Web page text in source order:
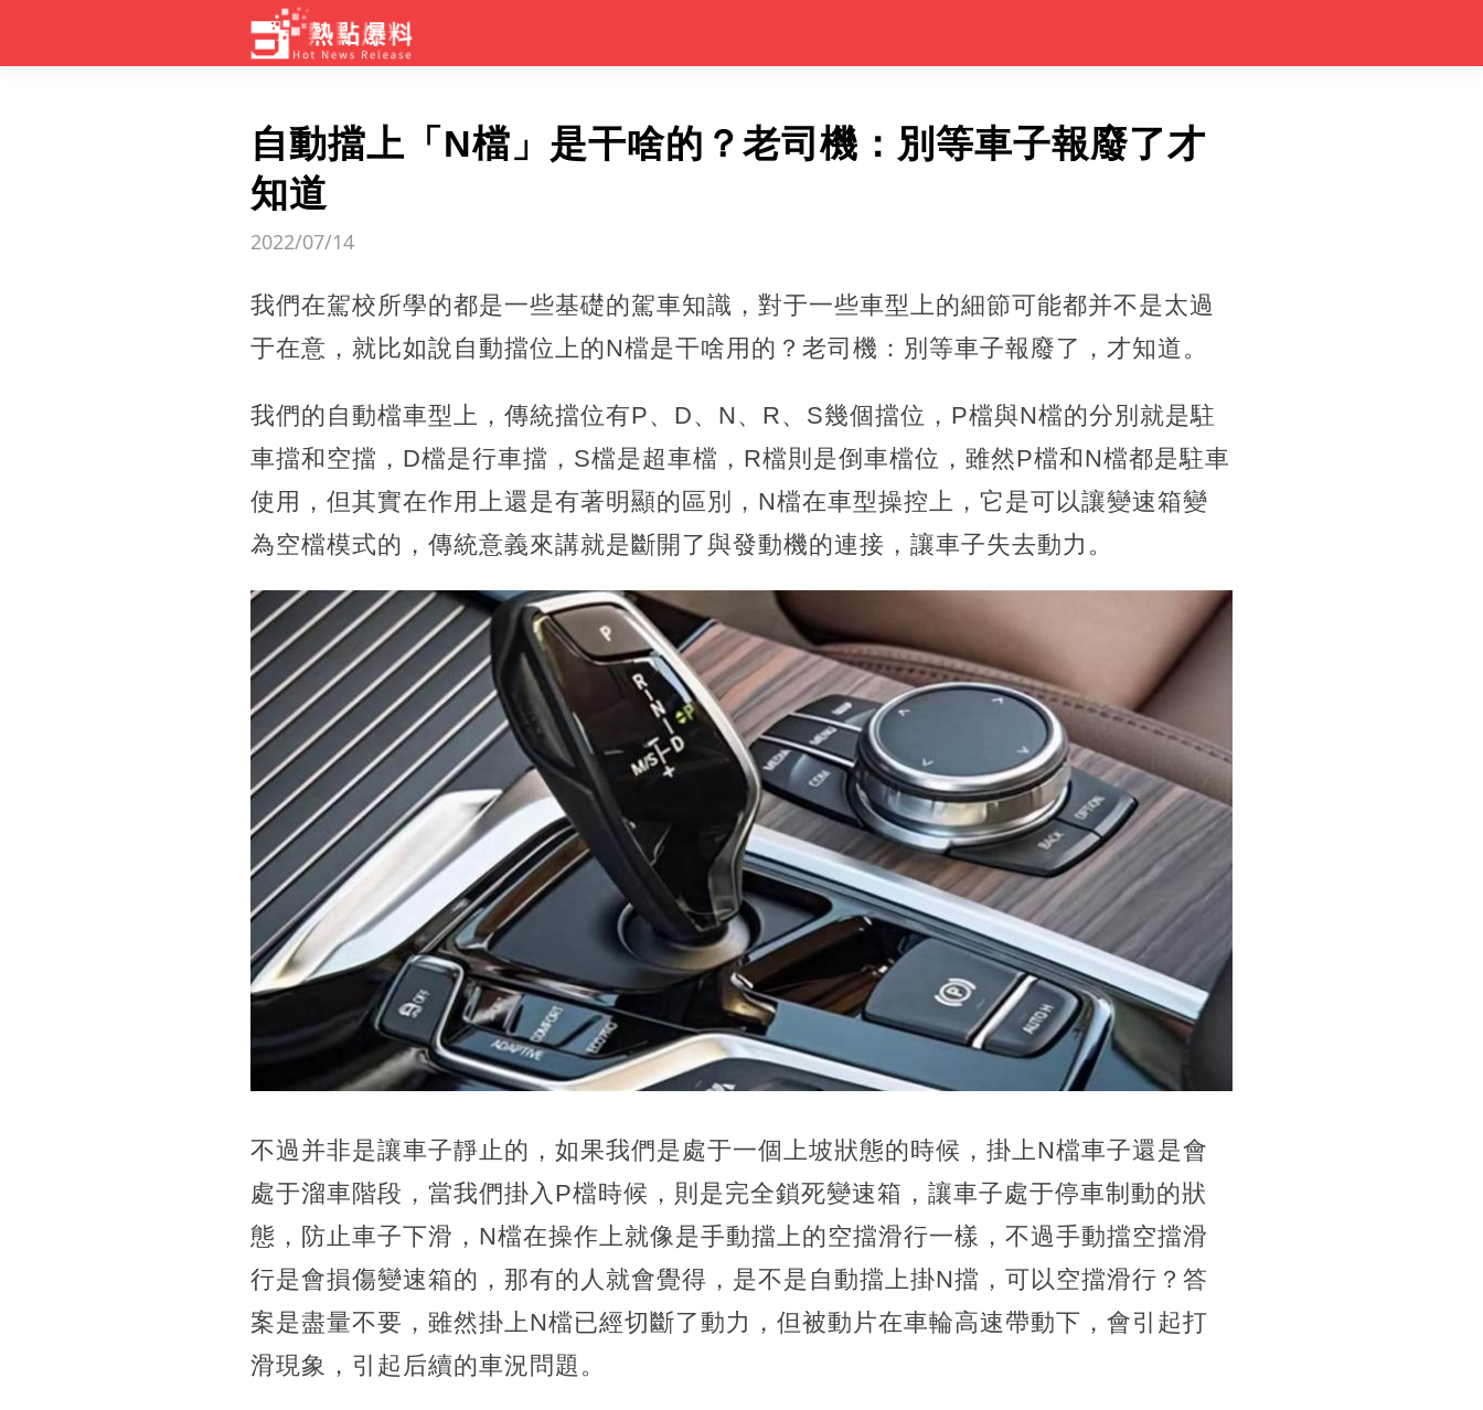
自動擋上「N檔」是干啥的？老司機：別等車子報廢了才
知道
2022/07/14
我們在駕校所學的都是一些基礎的駕車知識，對于一些車型上的細節可能都并不是太過
于在意，就比如說自動擋位上的N檔是干啥用的？老司機：別等車子報廢了，才知道。
我們的自動檔車型上，傳統擋位有P、D、N、R、S幾個擋位，P檔與N檔的分別就是駐
車擋和空擋，D檔是行車擋，S檔是超車檔，R檔則是倒車檔位，雖然P檔和N檔都是駐車
使用，但其實在作用上還是有著明顯的區別，N檔在車型操控上，它是可以讓變速箱變
為空檔模式的，傳統意義來講就是斷開了與發動機的連接，讓車子失去動力。
不過并非是讓車子靜止的，如果我們是處于一個上坡狀態的時候，掛上N檔車子還是會
處于溜車階段，當我們掛入P檔時候，則是完全鎖死變速箱，讓車子處于停車制動的狀
態，防止車子下滑，N檔在操作上就像是手動擋上的空擋滑行一樣，不過手動擋空擋滑
行是會損傷變速箱的，那有的人就會覺得，是不是自動擋上掛N擋，可以空擋滑行？答
案是盡量不要，雖然掛上N檔已經切斷了動力，但被動片在車輪高速帶動下，會引起打
滑現象，引起后續的車況問題。